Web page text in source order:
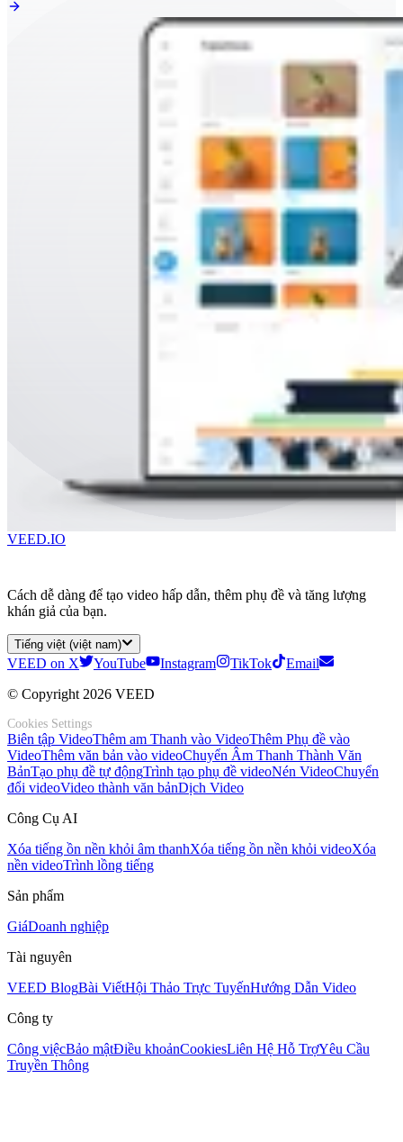
VEED.IO
Cách dễ dàng để tạo video hấp dẫn, thêm phụ đề và tăng lượng
khán giả của bạn.
Tiếng việt (việt nam)
VEED on X YouTube Instagram TikTok
Email
© Copyright 2026 VEED
Cookies Settings
Biên tập VideoThêm am Thanh vào VideoThêm Phụ đề vào
VideoThêm văn bản vào videoChuyển Âm Thanh Thành Văn
BảnTạo phụ đề tự độngTrình tạo phụ đề videoNén VideoChuyển
đổi videoVideo thành văn bảnDịch Video
Công Cụ AI
Xóa tiếng ồn nền khỏi âm thanhXóa tiếng ồn nền khỏi videoXóa
nền videoTrình lồng tiếng
Sản phẩm
GiáDoanh nghiệp
Tài nguyên
VEED BlogBài ViếtHội Thảo Trực TuyếnHướng Dẫn Video
Công ty
Công việcBảo mậtĐiều khoảnCookiesLiên Hệ Hỗ TrợYêu Cầu
Truyền Thông